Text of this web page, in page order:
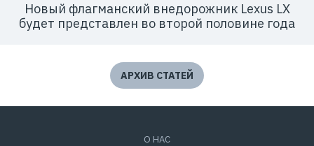
Новый флагманский внедорожник Lexus LX
будет представлен во второй половине года
АРХИВ СТАТЕЙ
О НАС